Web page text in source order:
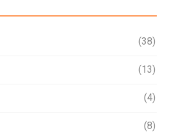
(38)
(13)
(4)
(8)